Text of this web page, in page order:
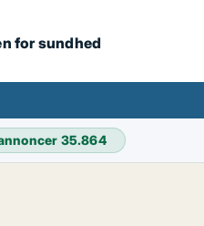
for sundhed
35.864